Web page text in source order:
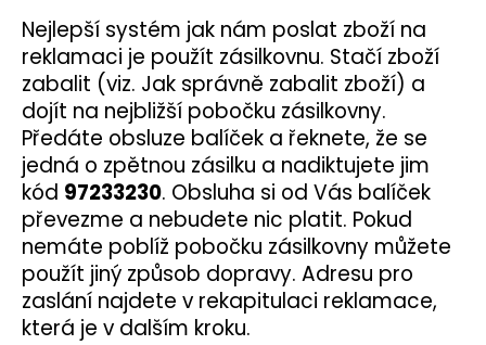
Nejlepší systém jak nám poslat zboží na
reklamaci je použít zásilkovnu. Stačí zboží
zabalit (viz. Jak správně zabalit zboží) a
dojít na nejbližší pobočku zásilkovny.
Předáte obsluze balíček a řeknete, že se
jedná o zpětnou zásilku a nadiktujete jim
kód 97233230. Obsluha si od Vás balíček
převezme a nebudete nic platit. Pokud
nemáte poblíž pobočku zásilkovny můžete
použít jiný způsob dopravy. Adresu pro
zaslání najdete v rekapitulaci reklamace,
která je v dalším kroku.